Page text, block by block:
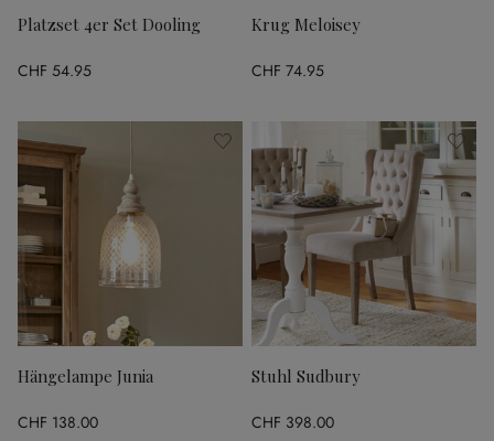
Platzset 4er Set Dooling
CHF 54.95
Krug Meloisey
CHF 74.95
Hängelampe Junia
CHF 138.00
Stuhl Sudbury
CHF 398.00